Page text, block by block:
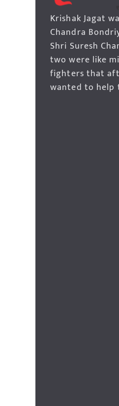
Krishak Jagat
Chandra
Shri Suresh
two were like
fighters that
wanted to help